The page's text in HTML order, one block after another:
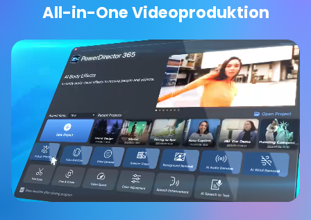
All-in-One Videoproduktion